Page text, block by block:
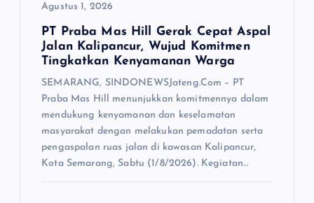
Agustus 1, 2026
PT Praba Mas Hill Gerak Cepat Aspal
Jalan Kalipancur, Wujud Komitmen
Tingkatkan Kenyamanan Warga
SEMARANG, SINDONEWSJateng.Com – PT
Praba Mas Hill menunjukkan komitmennya dalam
mendukung kenyamanan dan keselamatan
masyarakat dengan melakukan pemadatan serta
pengaspalan ruas jalan di kawasan Kalipancur,
Kota Semarang, Sabtu (1/8/2026). Kegiatan…